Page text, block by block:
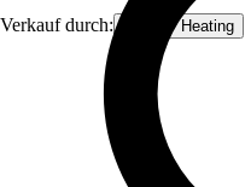
Verkauf durch: Qualitiy Heating